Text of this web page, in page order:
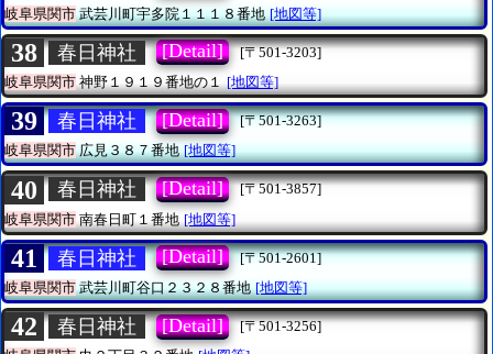
岐阜県関市武芸川町宇多院１１１８番地 [地図等]
38 春日神社 [Detail]
[〒501-3203]
岐阜県関市神野１９１９番地の１ [地図等]
39 春日神社 [Detail]
[〒501-3263]
岐阜県関市広見３８７番地 [地図等]
40 春日神社 [Detail]
[〒501-3857]
岐阜県関市 南春日町１番地 [地図等]
41 春日神社 [Detail]
[〒501-2601]
岐阜県関市武芸川町谷口２３２８番地 [地図等]
42 春日神社 [Detail]
[〒501-3256]